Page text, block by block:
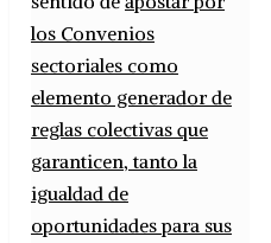
los Convenios
sectoriales como
elemento generador de
reglas colectivas que
garanticen, tanto la
igualdad de
oportunidades para sus